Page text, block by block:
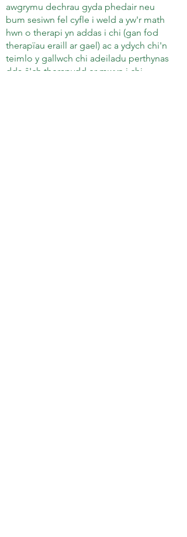
awgrymu dechrau gyda phedair neu
bum sesiwn fel cyfle i weld a yw'r math
hwn o therapi yn addas i chi (gan fod
therapïau eraill ar gael) ac a ydych chi'n
teimlo y gallwch chi adeiladu perthynas
dda â'ch therapydd er mwyn i chi